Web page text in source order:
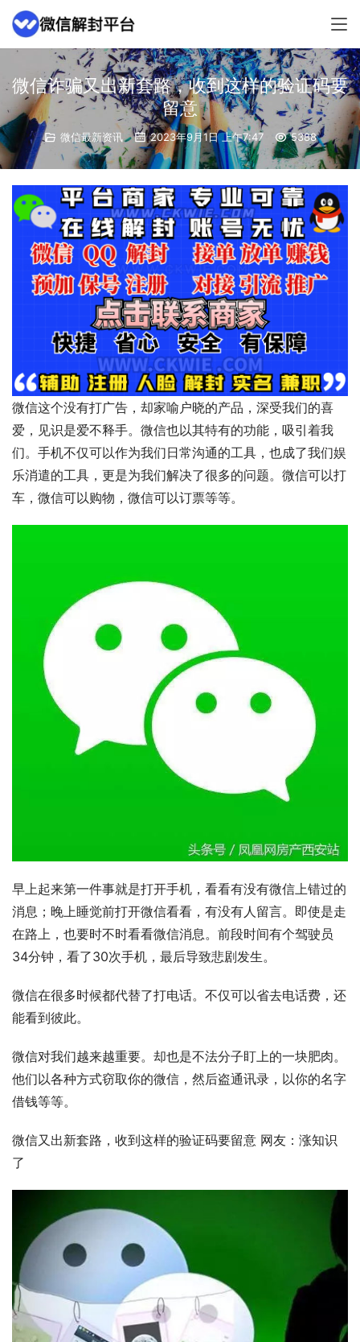
微信诈骗又出新套路，收到这样的验证码要
留意
微信最新资讯 2023年9月1日 上午7:47 5388
微信这个没有打广告，却家喻户晓的产品，深受我们的喜
爱，见识是爱不释手。微信也以其特有的功能，吸引着我
们。手机不仅可以作为我们日常沟通的工具，也成了我们娱
乐消遣的工具，更是为我们解决了很多的问题。微信可以打
车，微信可以购物，微信可以订票等等。
早上起来第一件事就是打开手机，看看有没有微信上错过的
消息；晚上睡觉前打开微信看看，有没有人留言。即使是走
在路上，也要时不时看看微信消息。前段时间有个驾驶员
34分钟，看了30次手机，最后导致悲剧发生。
微信在很多时候都代替了打电话。不仅可以省去电话费，还
能看到彼此。
微信对我们越来越重要。却也是不法分子盯上的一块肥肉。
他们以各种方式窃取你的微信，然后盗通讯录，以你的名字
借钱等等。
微信又出新套路，收到这样的验证码要留意 网友：涨知识
了